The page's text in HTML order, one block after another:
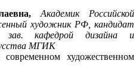
Академик Российской
художник РФ, кандидат
зав. кафедрой дизайна и
МГИК
художественном